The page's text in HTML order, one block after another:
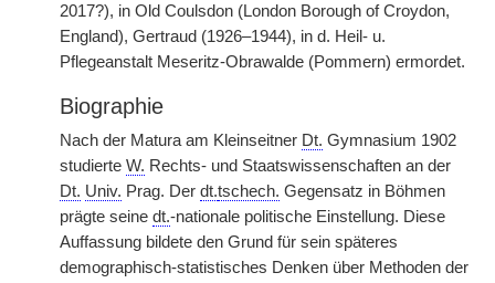
2017?), in Old Coulsdon (London Borough of Croydon,
England), Gertraud (1926–1944), in d. Heil- u.
Pflegeanstalt Meseritz-Obrawalde (Pommern) ermordet.
Biographie
Nach der Matura am Kleinseitner Dt. Gymnasium 1902
studierte W. Rechts- und Staatswissenschaften an der
Dt. Univ. Prag. Der dt.tschech. Gegensatz in Böhmen
prägte seine dt.-nationale politische Einstellung. Diese
Auffassung bildete den Grund für sein späteres
demographisch-statistisches Denken über Methoden der